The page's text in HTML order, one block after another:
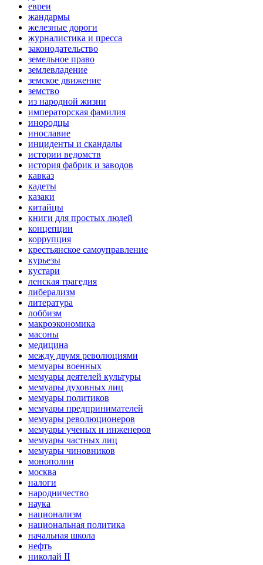
евреи
жандармы
железные дороги
журналистика и пресса
законодательство
земельное право
землевладение
земское движение
земство
из народной жизни
императорская фамилия
инородцы
инославие
инциденты и скандалы
истории ведомств
история фабрик и заводов
кавказ
кадеты
казаки
китайцы
книги для простых людей
концепции
коррупция
крестьянское самоуправление
курьезы
кустари
ленская трагедия
либерализм
литература
лоббизм
макроэкономика
масоны
медицина
между двумя революциями
мемуары военных
мемуары деятелей культуры
мемуары духовных лиц
мемуары политиков
мемуары предпринимателей
мемуары революционеров
мемуары ученых и инженеров
мемуары частных лиц
мемуары чиновников
монополии
москва
налоги
народничество
наука
национализм
национальная политика
начальная школа
нефть
николай II